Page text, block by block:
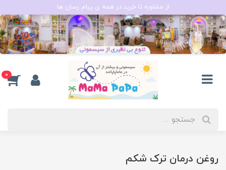
از مشاوره تا خرید در همه ی پیام رسان ها
0
روغن درمان ترک شکم